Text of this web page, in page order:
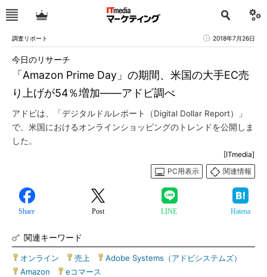
調査リポート 2018年7月26日
「Amazon Prime Day」の期間、米国の大手EC売
り上げが54％増加――アドビ調べ
今日のリサーチ
アドビは、「デジタルドルレポート（Digital Dollar Report）」
で、米国におけるオンラインショッピングのトレンドを公開しま
した。
[ITmedia]
PC用表示
関連情報
Share Post LINE Hatena
関連キーワード
オンライン 売上 Adobe Systems（アドビシステムズ）
Amazon
eコマース